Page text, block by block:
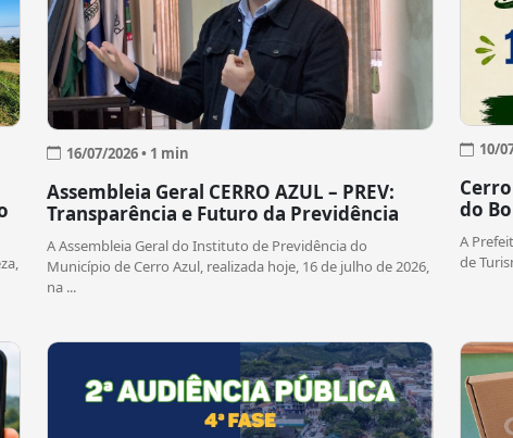
16/07/2026 • 1 min
Assembleia Geral CERRO AZUL – PREV:
Transparência e Futuro da Previdência
A Assembleia Geral do Instituto de Previdência do
Município de Cerro Azul, realizada hoje, 16 de julho de 2026,
na ...
10/
do
A
de